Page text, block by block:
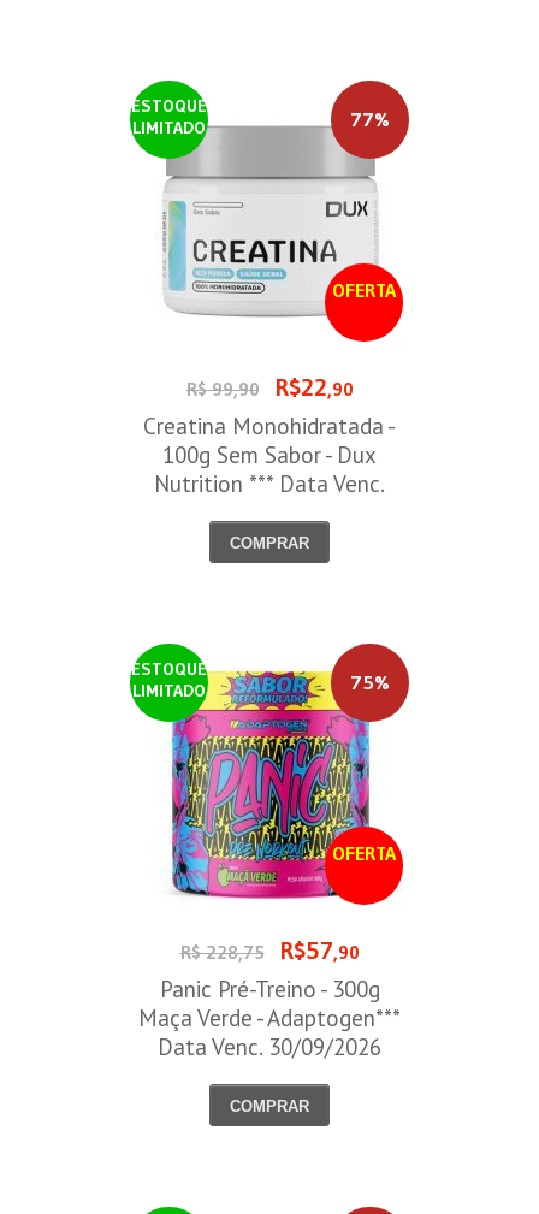
ESTOQUE
LIMITADO
OFERTA
77%
R$ 99,90 R$22,90
Creatina Monohidratada -
100g Sem Sabor - Dux
Nutrition *** Data Venc.
COMPRAR
ESTOQUE
LIMITADO
OFERTA
75%
R$ 228,75 R$57,90
Panic Pré-Treino - 300g
Maça Verde - Adaptogen***
Data Venc. 30/09/2026
COMPRAR